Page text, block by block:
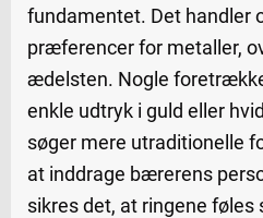
fundamentet. Det handler
præferencer for metaller,
ædelsten. Nogle
enkle udtryk i guld eller
søger mere utraditionelle
at inddrage bærerens
sikres det, at ringene føles